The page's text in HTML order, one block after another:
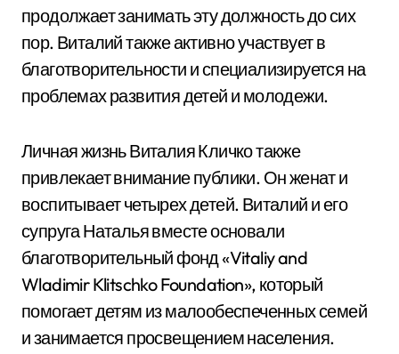
продолжает занимать эту должность до сих
пор. Виталий также активно участвует в
благотворительности и специализируется на
проблемах развития детей и молодежи.
Личная жизнь Виталия Кличко также
привлекает внимание публики. Он женат и
воспитывает четырех детей. Виталий и его
супруга Наталья вместе основали
благотворительный фонд «Vitaliy and
Wladimir Klitschko Foundation», который
помогает детям из малообеспеченных семей
и занимается просвещением населения.